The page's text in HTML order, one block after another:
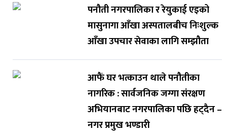
पनौती नगरपालिका र रेयुकाई एइको
मासुनागा आँखा अस्पतालबीच निःशुल्क
आँखा उपचार सेवाका लागि सम्झौता
आफैं घर भत्काउन थाले पनौतीका
नागरिक : सार्वजनिक जग्गा संरक्षण
अभियानबाट नगरपालिका पछि हट्दैन –
नगर प्रमुख भण्डारी